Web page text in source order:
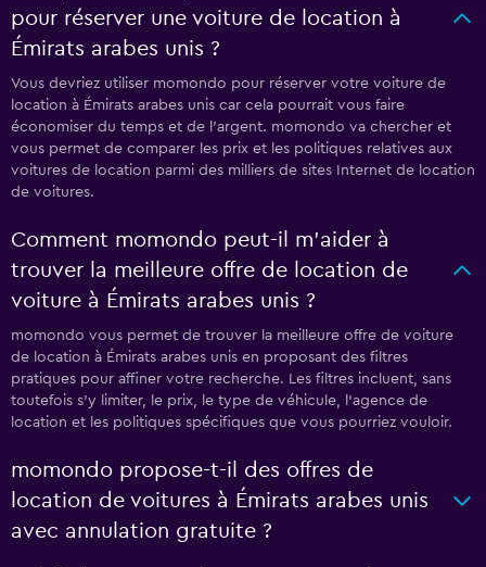
pour réserver une voiture de location à
Émirats arabes unis ?
Vous devriez utiliser momondo pour réserver votre voiture de
location à Émirats arabes unis car cela pourrait vous faire
économiser du temps et de l'argent. momondo va chercher et
vous permet de comparer les prix et les politiques relatives aux
voitures de location parmi des milliers de sites Internet de location
de voitures.
Comment momondo peut-il m’aider à
trouver la meilleure offre de location de
voiture à Émirats arabes unis ?
momondo vous permet de trouver la meilleure offre de voiture
de location à Émirats arabes unis en proposant des filtres
pratiques pour affiner votre recherche. Les filtres incluent, sans
toutefois s'y limiter, le prix, le type de véhicule, l'agence de
location et les politiques spécifiques que vous pourriez vouloir.
momondo propose-t-il des offres de
location de voitures à Émirats arabes unis
avec annulation gratuite ?